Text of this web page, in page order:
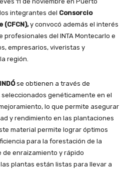
integrantes del Consorcio
y convocó además el interés
del INTA Montecarlo e
empresarios, viveristas y
región.
se obtienen a través de
genéticamente en el
lo que permite asegurar
y rendimiento en las plantaciones
material permite lograr óptimos
para la forestación de la
enraizamiento y rápido
plantas están listas para llevar a